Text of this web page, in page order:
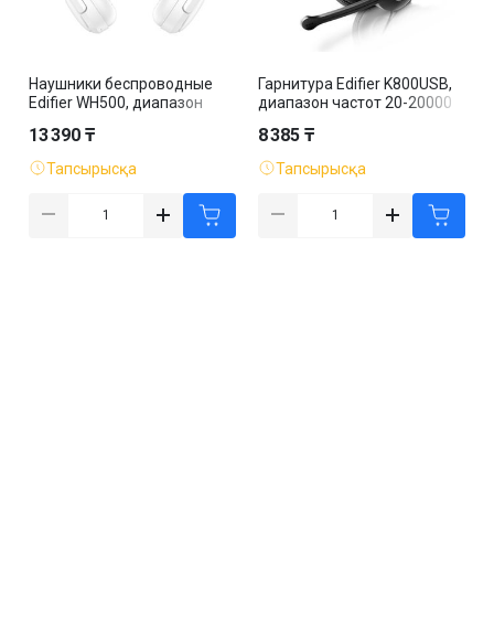
Наушники беспроводные
Edifier WH500, диапазон
13 390 ₸
Тапсырысқа
Гарнитура Edifier K800USB,
диапазон частот 20-20000
8 385 ₸
Тапсырысқа